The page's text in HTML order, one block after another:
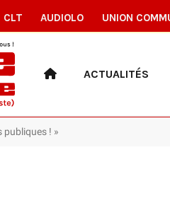
CLT AUDIOLO UNION
ACTUALITÉS
publiques ! »